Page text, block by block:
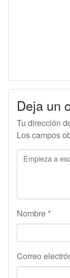
Deja un
Tu dirección
Los campos
Nombre *
Correo